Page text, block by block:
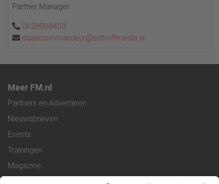
Partner Manager
0628068433
daancommandeur@sijthoffmedia.nl
Meer FM.nl
Partners en Adverteren
Nieuwsbrieven
Events
Trainingen
Magazine